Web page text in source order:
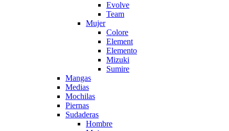
Evolve
Team
Mujer
Colore
Element
Elemento
Mizuki
Sumire
Mangas
Medias
Mochilas
Piernas
Sudaderas
Hombre